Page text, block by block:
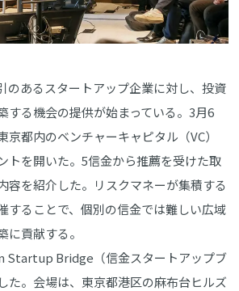
のあるスタートアップ企業に対し、投資
する機会の提供が始まっている。3月6
京都内のベンチャーキャピタル（VC）
トを開いた。5信金から推薦を受けた取
容を紹介した。リスクマネーが集積する
することで、個別の信金では難しい広域
に貢献する。
Startup Bridge（信金スタートアップブ
た。会場は、東京都港区の麻布台ヒルズ